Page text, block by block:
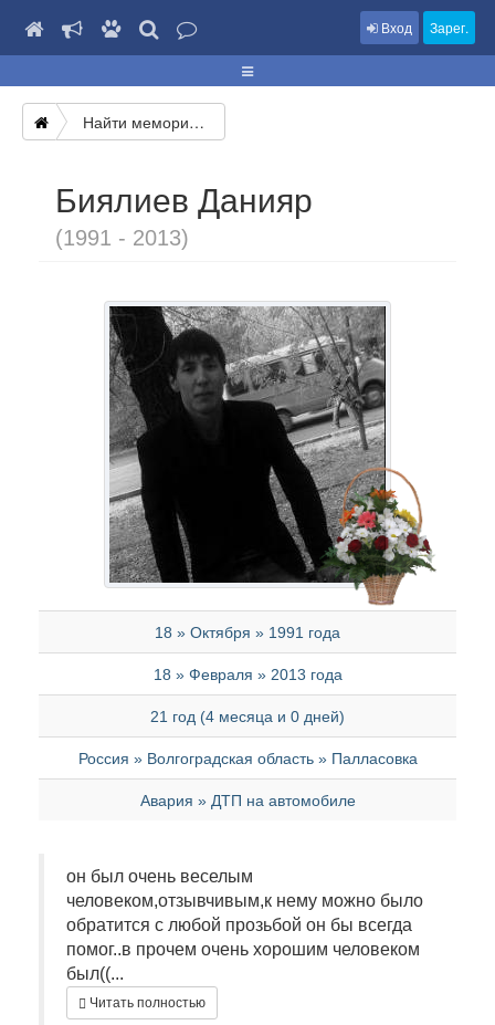
Вход Зарег.
Найти мемориал
Биялиев Данияр
(1991 - 2013)
18 » Октября » 1991 года
18 » Февраля » 2013 года
21 год (4 месяца и 0 дней)
Россия » Волгоградская область » Палласовка
Авария » ДТП на автомобиле
он был очень веселым
человеком,отзывчивым,к нему можно было
обратится с любой прозьбой он бы всегда
помог..в прочем очень хорошим человеком
был((...
Читать полностью